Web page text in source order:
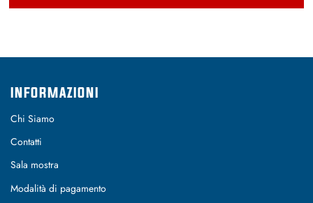
INFORMAZIONI
Chi Siamo
Contatti
Sala mostra
Modalità di pagamento